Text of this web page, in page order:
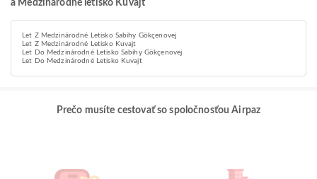
a Medzinárodné letisko Kuvajt
Let Z Medzinárodné Letisko Sabihy Gökçenovej
Let Z Medzinárodné Letisko Kuvajt
Let Do Medzinárodné Letisko Sabihy Gökçenovej
Let Do Medzinárodné Letisko Kuvajt
Prečo musíte cestovať so spoločnosťou Airpaz